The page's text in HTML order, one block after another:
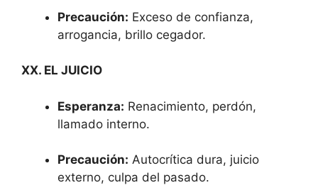
Precaución: Exceso de confianza,
arrogancia, brillo cegador.
XX. EL JUICIO
Esperanza: Renacimiento, perdón,
llamado interno.
Precaución: Autocrítica dura, juicio
externo, culpa del pasado.